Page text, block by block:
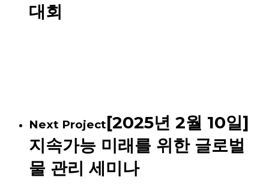
대회
Next Project[2025년 2월 10일]
지속가능 미래를 위한 글로벌
물 관리 세미나